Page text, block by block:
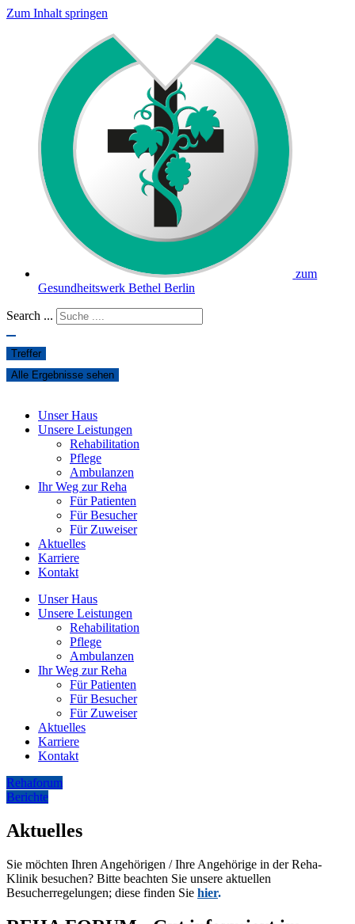
Zum Inhalt springen
zum
Gesundheitswerk Bethel Berlin
Search ...
Treffer
Alle Ergebnisse sehen
Unser Haus
Unsere Leistungen
Rehabilitation
Pflege
Ambulanzen
Ihr Weg zur Reha
Für Patienten
Für Besucher
Für Zuweiser
Aktuelles
Karriere
Kontakt
Unser Haus
Unsere Leistungen
Rehabilitation
Pflege
Ambulanzen
Ihr Weg zur Reha
Für Patienten
Für Besucher
Für Zuweiser
Aktuelles
Karriere
Kontakt
Rehaforum
Berichte
Aktuelles
Sie möchten Ihren Angehörigen / Ihre Angehörige in der Reha-
Klinik besuchen? Bitte beachten Sie unsere aktuellen
Besucherregelungen; diese finden Sie hier.